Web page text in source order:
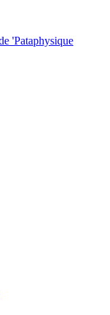
'Pataphysique